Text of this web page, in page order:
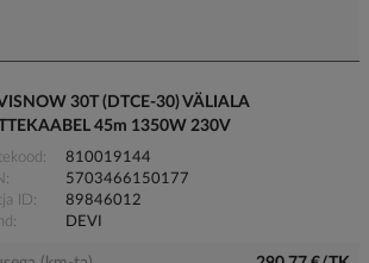
30T (DTCE-30) VÄLIALA
45m 1350W 230V
810019144
5703466150177
ID
89846012
DEVI